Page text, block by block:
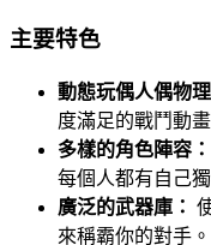
主要特色
動態玩偶人偶物理
度滿足的戰鬥動畫
多樣的角色陣容：
每個人都有自己
廣泛的武器庫：
來稱霸你的對手。